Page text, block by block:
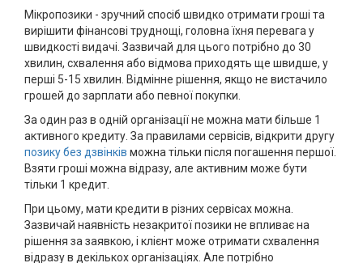
Мікропозики - зручний спосіб швидко отримати гроші та
вирішити фінансові труднощі, головна їхня перевага у
швидкості видачі. Зазвичай для цього потрібно до 30
хвилин, схвалення або відмова приходять ще швидше, у
перші 5-15 хвилин. Відмінне рішення, якщо не вистачило
грошей до зарплати або певної покупки.
За один раз в одній організації не можна мати більше 1
активного кредиту. За правилами сервісів, відкрити другу
позику без дзвінків можна тільки після погашення першої.
Взяти гроші можна відразу, але активним може бути
тільки 1 кредит.
При цьому, мати кредити в різних сервісах можна.
Зазвичай наявність незакритої позики не впливає на
рішення за заявкою, і клієнт може отримати схвалення
відразу в декількох організаціях. Але потрібно